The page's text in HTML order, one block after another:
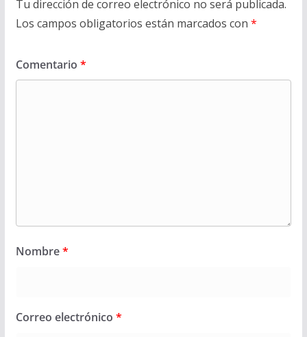
Tu dirección de correo electrónico no será publicada.
Los campos obligatorios están marcados con *
Comentario *
Nombre*
Correo electrónico *